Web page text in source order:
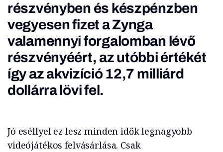
részvényben és készpénzben
vegyesen fizet a Zynga
valamennyi forgalomban lévő
részvényéért, az utóbbi értékét
így az akvizíció 12,7 milliárd
dollárra lövi fel.
Jó eséllyel ez lesz minden idők legnagyobb
videójátékos felvásárlása. Csak